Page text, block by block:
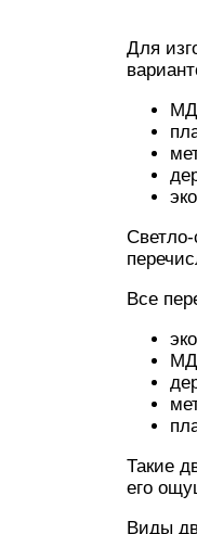
Для
Светло-
Все
Такие
его
Виды